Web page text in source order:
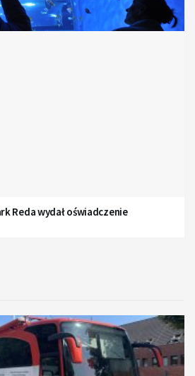
Reda wydał oświadczenie